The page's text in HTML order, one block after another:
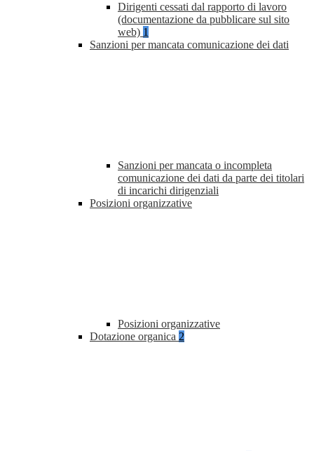
Dirigenti cessati dal rapporto di lavoro
(documentazione da pubblicare sul sito
web) 1
Sanzioni per mancata comunicazione dei dati
Sanzioni per mancata o incompleta
comunicazione dei dati da parte dei titolari
di incarichi dirigenziali
Posizioni organizzative
Posizioni organizzative
Dotazione organica 2